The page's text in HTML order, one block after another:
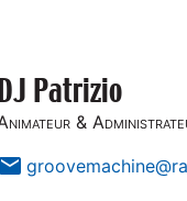
Patrizio
&